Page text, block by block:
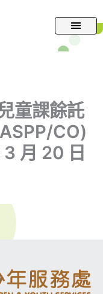
童課餘託
CO)
月 20 日